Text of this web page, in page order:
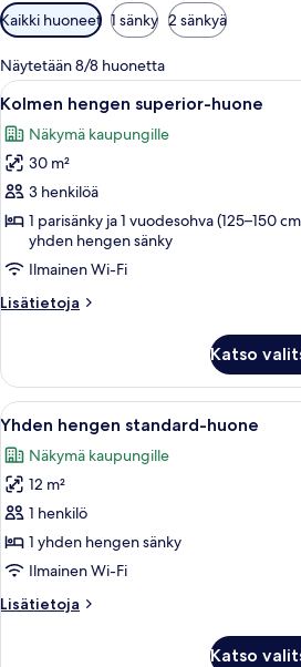
Huoneille
saatavilla
olevia
suodattimia
Kaikki huoneet 1 sänky 2 sänkyä
Näytetään 8/8 huonetta
Avaa
kaikki
huonetyypin
Kolmen
hengen
superior-
huone
kuvat
7
Kolmen hengen superior-huone
Näkymä kaupungille
30 m²
3 henkilöä
1 parisänky ja 1 vuodesohva (125–150
yhden hengen sänky
Ilmainen Wi-Fi
Lisätietoja
Lisätietoja
superior-
huone
Katso
Avaa
kaikki
huonetyypin
Yhden
hengen
standard-
huone
7
Yhden hengen standard-huone
Näkymä kaupungille
12 m²
1 henkilö
1 yhden hengen sänky
Ilmainen Wi-Fi
Lisätietoja
Lisätietoja
Katso